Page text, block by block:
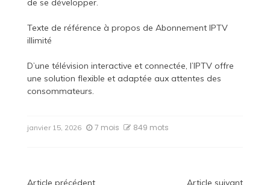
de se développer.
Texte de référence à propos de Abonnement IPTV
illimité
D’une télévision interactive et connectée, l’IPTV offre
une solution flexible et adaptée aux attentes des
consommateurs.
janvier 15, 2026 7 mois 849 mots
Article précédent Article suivant